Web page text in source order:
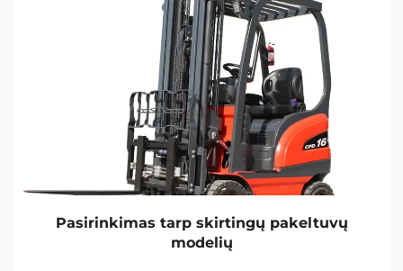
Pasirinkimas tarp skirtingų pakeltuvų
modelių